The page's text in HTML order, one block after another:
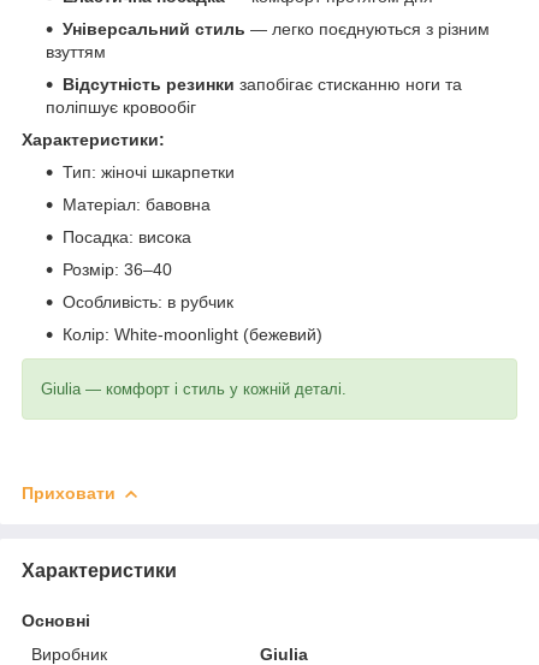
Універсальний стиль — легко поєднуються з різним
взуттям
Відсутність резинки запобігає стисканню ноги та
поліпшує кровообіг
Характеристики:
Тип: жіночі шкарпетки
Матеріал: бавовна
Посадка: висока
Розмір: 36–40
Особливість: в рубчик
Колір: White-moonlight (бежевий)
Giulia — комфорт і стиль у кожній деталі.
Приховати
Характеристики
Основні
Виробник
Giulia